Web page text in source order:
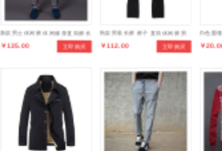
新款男士休闲裤 休闲修身直筒裤长
裤 立即购买
￥135.00
秋款男装长裤 裤子 直筒休闲裤 男
休闲裤 男裤子 立即购买
￥112.00
白色圆
棉打底
￥